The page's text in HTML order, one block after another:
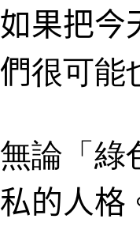
如果把今
們很可能
無論「綠
私的人格